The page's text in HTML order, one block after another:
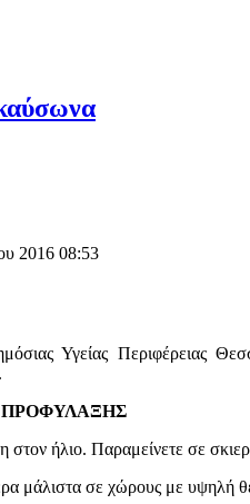
2016 08:53
Υγείας Περιφέρειας
ΠΡΟΦΥΛΑΞΗΣ
στον ήλιο. Παραμείνετε σε
μάλιστα σε χώρους με